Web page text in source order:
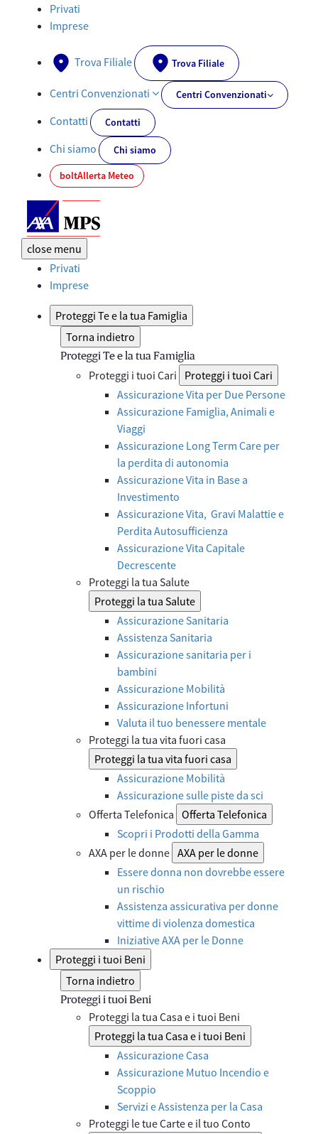
Cookies | AXA MPS - AXA-MPS.IT
Privati
Imprese
Trova Filiale Trova Filiale
Centri Convenzionati Centri Convenzionati
Contatti Contatti
Chi siamo
Chi siamo
boltAllerta Meteo
close menu
Privati
Imprese
Proteggi Te e la tua Famiglia
Torna indietro
Proteggi Te e la tua Famiglia
Proteggi i tuoi Cari
Proteggi i tuoi Cari
Assicurazione Vita per Due Persone
Assicurazione Famiglia, Animali e
Viaggi
Assicurazione Long Term Care per
la perdita di autonomia
Assicurazione Vita in Base a
Investimento
Assicurazione Vita, Gravi Malattie e
Perdita Autosufficienza
Assicurazione Vita Capitale
Decrescente
Proteggi la tua Salute
Proteggi la tua Salute
Assicurazione Sanitaria
Assistenza Sanitaria
Assicurazione sanitaria per i
bambini
Assicurazione Mobilità
Assicurazione Infortuni
Valuta il tuo benessere mentale
Proteggi la tua vita fuori casa
Proteggi la tua vita fuori casa
Assicurazione Mobilità
Assicurazione sulle piste da sci
Offerta Telefonica Offerta Telefonica
Scopri i Prodotti della Gamma
AXA per le donne AXA per le donne
Essere donna non dovrebbe essere
un rischio
Assistenza assicurativa per donne
vittime di violenza domestica
Iniziative AXA per le Donne
Proteggi i tuoi Beni
Torna indietro
Proteggi i tuoi Beni
Proteggi la tua Casa e i tuoi Beni
Proteggi la tua Casa e i tuoi Beni
Assicurazione Casa
Assicurazione Mutuo Incendio e
Scoppio
Servizi e Assistenza per la Casa
Proteggi le tue Carte e il tuo Conto